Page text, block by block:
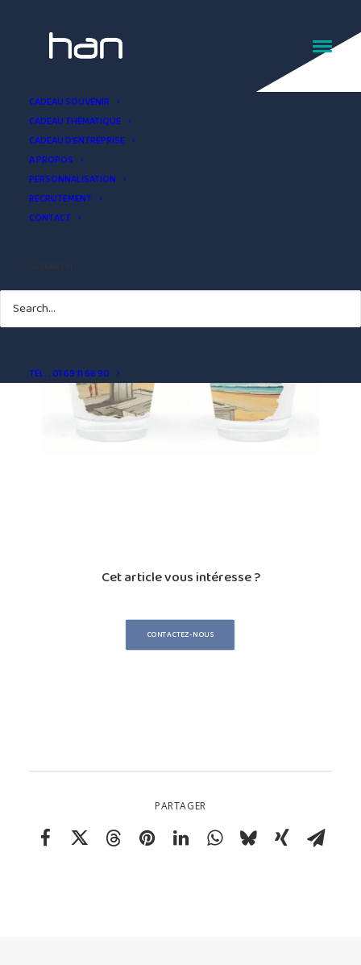
CADEAU SOUVENIR
CADEAU THÉMATIQUE
CADEAU D’ENTREPRISE
A PROPOS
PERSONNALISATION
RECRUTEMENT
CONTACT
TÉL. : 01 69 11 66 90
Verre à liqueur souvenir
Les Sables-d'Olonne
Cet article vous intéresse ?
CONTACTEZ-NOUS
PARTAGER